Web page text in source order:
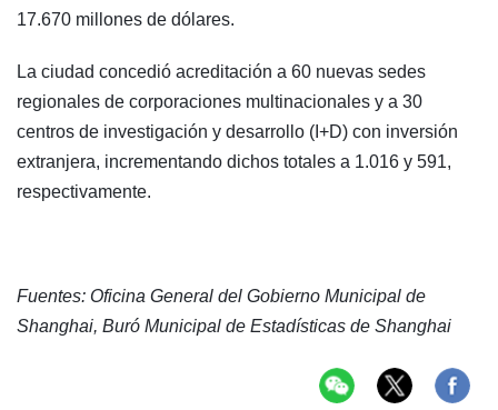
17.670 millones de dólares.
La ciudad concedió acreditación a 60 nuevas sedes
regionales de corporaciones multinacionales y a 30
centros de investigación y desarrollo (I+D) con inversión
extranjera, incrementando dichos totales a 1.016 y 591,
respectivamente.
Fuentes: Oficina General del Gobierno Municipal de
Shanghai, Buró Municipal de Estadísticas de Shanghai